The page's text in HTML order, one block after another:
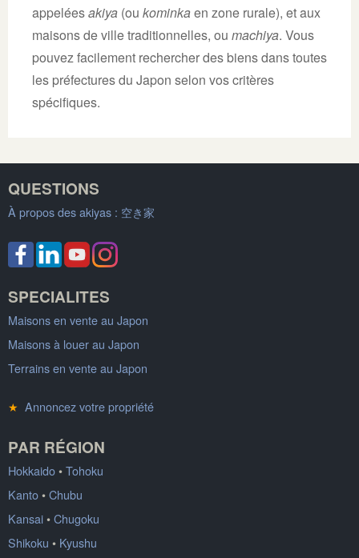
appeléesakiya (ou kominkaen zone rurale), et aux
maisons de ville traditionnelles, ou machiya. Vous
pouvez facilement rechercher des biens dans toutes
les préfectures du Japon selon vos critères
spécifiques.
QUESTIONS
À propos des akiyas : 空き家
SPECIALITES
Maisons en vente au Japon
Maisons à louer au Japon
Terrains en vente au Japon
★ Annoncez votre propriété
PAR RÉGION
Hokkaido•Tohoku
Kanto•Chubu
Kansai•Chugoku
Shikoku • Kyushu